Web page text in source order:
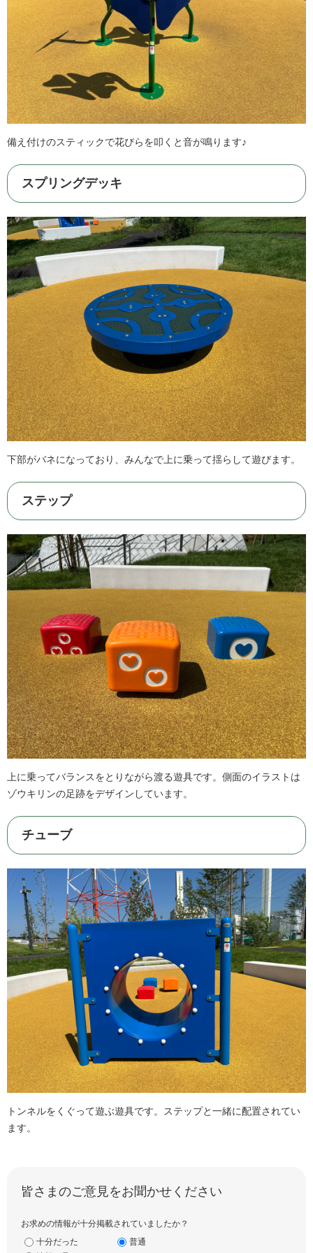
備え付けのスティックで花びらを叩くと音が鳴ります♪
スプリングデッキ
下部がバネになっており、みんなで上に乗って揺らして遊びます。
ステップ
上に乗ってバランスをとりながら渡る遊具です。側面のイラストは
ゾウキリンの足跡をデザインしています。
チューブ
トンネルをくぐって遊ぶ遊具です。ステップと一緒に配置されてい
ます。
皆さまのご意見をお聞かせください
お求めの情報が十分掲載されていましたか？
十分だった
普通